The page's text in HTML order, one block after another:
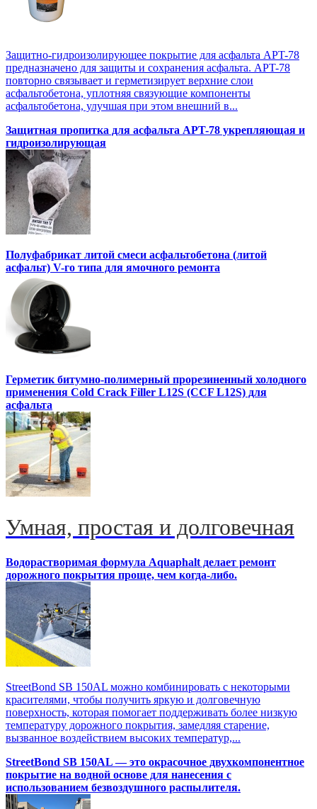
Защитно-гидроизолирующее покрытие для асфальта APT-78
предназначено для защиты и сохранения асфальта. APT-78
повторно связывает и герметизирует верхние слои
асфальтобетона, уплотняя связующие компоненты
асфальтобетона, улучшая при этом внешний в...
Защитная пропитка для асфальта APT-78 укрепляющая и
гидроизолирующая
Полуфабрикат литой смеси асфальтобетона (литой
асфальт) V-го типа для ямочного ремонта
Герметик битумно-полимерный прорезиненный холодного
применения Cold Crack Filler L12S (ССF L12S) для
асфальта
Умная, простая и долговечная
Водорастворимая формула Aquaphalt делает ремонт
дорожного покрытия проще, чем когда-либо.
StreetBond SB 150AL можно комбинировать с некоторыми
красителями, чтобы получить яркую и долговечную
поверхность, которая помогает поддерживать более низкую
температуру дорожного покрытия, замедляя старение,
вызванное воздействием высоких температур,...
StreetBond SB 150AL — это окрасочное двухкомпонентное
покрытие на водной основе для нанесения с
использованием безвоздушного распылителя.